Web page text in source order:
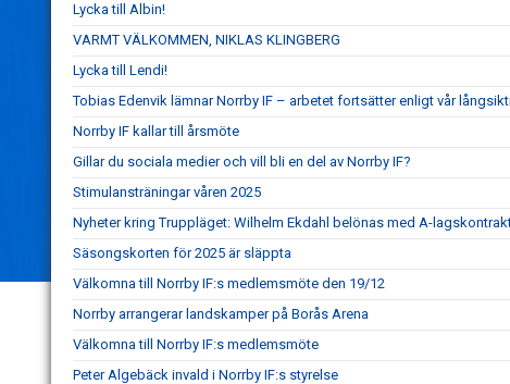
Lycka till Albin!
VARMT VÄLKOMMEN, NIKLAS KLINGBERG
Lycka till Lendi!
Tobias Edenvik lämnar Norrby IF – arbetet fortsätter enligt vår
Norrby IF kallar till årsmöte
Gillar du sociala medier och vill bli en del av Norrby IF?
Stimulansträningar våren 2025
Nyheter kring Truppläget: Wilhelm Ekdahl belönas med A-
Säsongskorten för 2025 är släppta
Välkomna till Norrby IF:s medlemsmöte den 19/12
Norrby arrangerar landskamper på Borås Arena
Välkomna till Norrby IF:s medlemsmöte
Peter Algebäck invald i Norrby IF:s styrelse